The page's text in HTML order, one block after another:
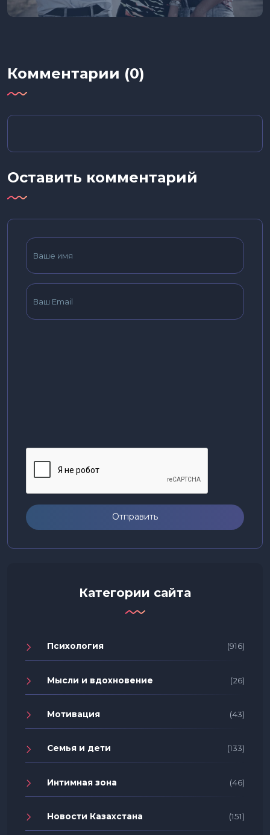
Комментарии (0)
Оставить комментарий
Отправить
Категории сайта
Психология (916)
Мысли и вдохновение (26)
Мотивация (43)
Семья и дети (133)
Интимная зона (46)
Новости Казахстана (151)